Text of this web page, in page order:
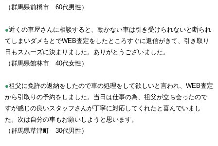
（群馬県前橋市 60代男性）
●近くの車屋さんに相談すると、動かない車は引き受けられないと断られ
てしまいダメもとでWEB査定をしたところすぐに返信がきて、引き取り
日もスムーズに決まりました。ありがとうございました。
（群馬県館林市 40代女性）
●祖父に免許の返納をしたので車の処理をして欲しいと言われ、WEB査定
から引取りの予約をしました。当日は仕事の為、祖父が立ち会ったので
すが感じの良いスタッフさんが丁寧に対応してくれたと喜んでいまし
た。次は自分の車もお願いしようと思います。
（群馬県草津町 30代男性）